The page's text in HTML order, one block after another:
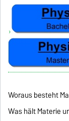
Woraus besteht
Was hält Materie